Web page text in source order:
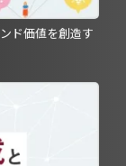
ド価値を創造す